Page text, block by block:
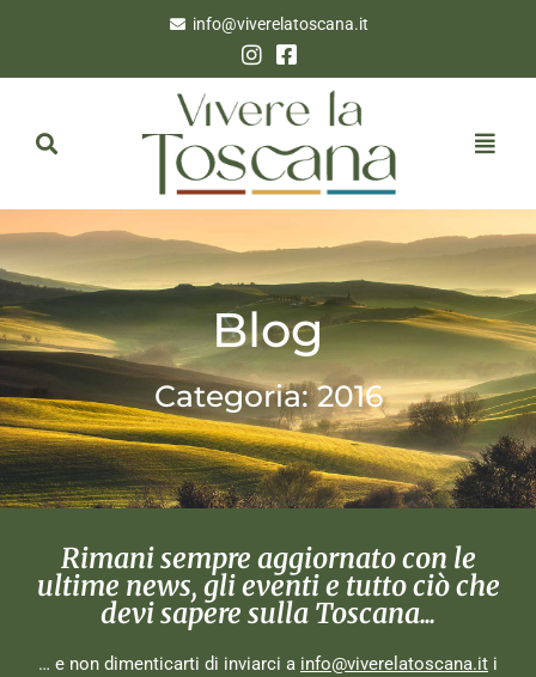
info@viverelatoscana.it
Blog
Categoria: 2016
Rimani sempre aggiornato con le
ultime news, gli eventi e tutto ciò che
devi sapere sulla Toscana...
… e non dimenticarti di inviarci a info@viverelatoscana.it i